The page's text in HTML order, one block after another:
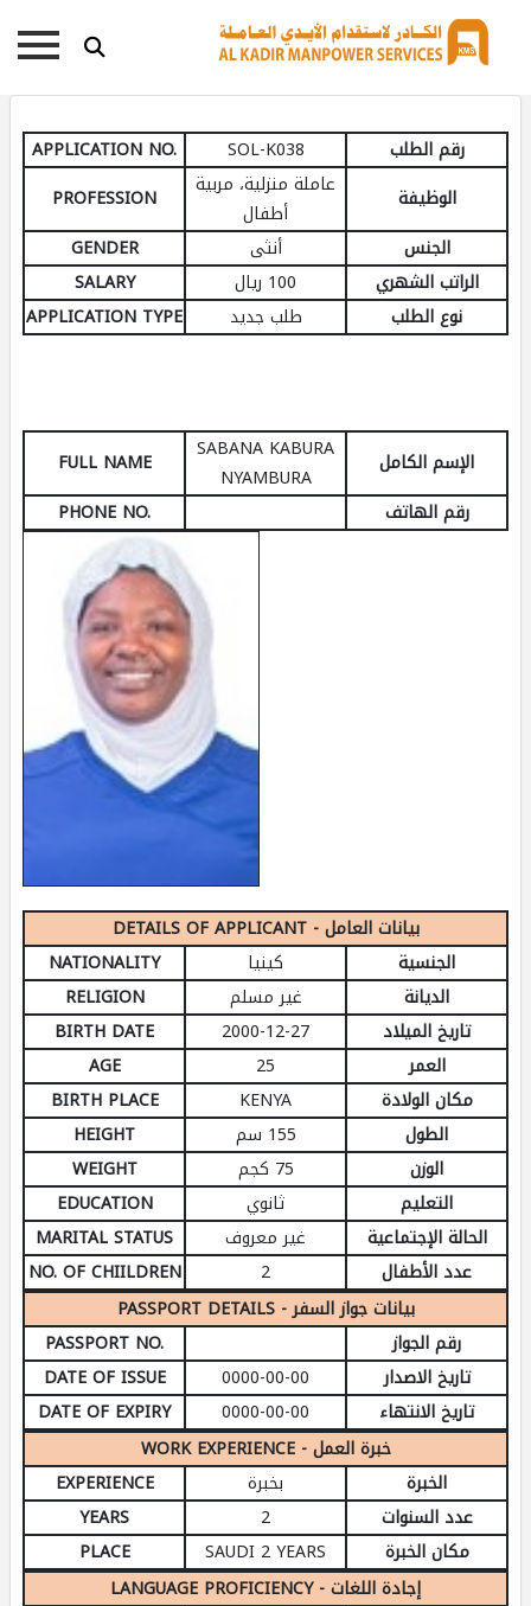
رقم الطلب SOL-K038
APPLICATION NO.
الوظيفة
عاملة منزلية، مربية
أطفال
PROFESSION
الجنس
أنثى
GENDER
الراتب الشهري
100 ريال
SALARY
نوع الطلب
طلب جديد APPLICATION TYPE
الإسم الكامل
SABANA KABURA
NYAMBURA
FULL NAME
رقم الهاتف
PHONE NO.
DETAILS OF APPLICANT - بيانات العامل
الجنسية
كينيا
NATIONALITY
الديانة
غير مسلم
RELIGION
تاريخ الميلاد
2000-12-27
BIRTH DATE
العمر
25
AGE
مكان الولادة
KENYA
BIRTH PLACE
الطول
155 سم
HEIGHT
الوزن
75 كجم
WEIGHT
التعليم
ثانوي
EDUCATION
الحالة الإجتماعية
غير معروف
MARITAL STATUS
عدد الأطفال
2
NO. OF CHIILDREN
PASSPORT DETAILS - بيانات جواز السفر
رقم الجواز
PASSPORT NO.
تاريخ الاصدار
0000-00-00
DATE OF ISSUE
تاريخ الانتهاء
0000-00-00
DATE OF EXPIRY
WORK EXPERIENCE - خبرة العمل
الخبرة
بخبرة
EXPERIENCE
عدد السنوات
2
YEARS
مكان الخبرة
SAUDI 2 YEARS
PLACE
LANGUAGE PROFICIENCY - إجادة اللغات